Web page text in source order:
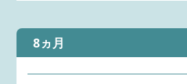
8ヵ月